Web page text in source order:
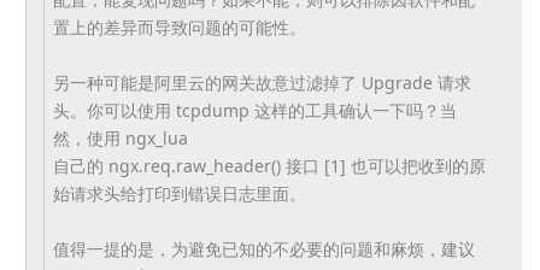
置上的差异而导致问题的可能性。
另一种可能是阿里云的网关故意过滤掉了 Upgrade 请求
头。你可以使用 tcpdump 这样的工具确认一下吗？当
然，使用 ngx_lua
自己的 ngx.req.raw_header() 接口 [1] 也可以把收到的原
始请求头给打印到错误日志里面。
值得一提的是，为避免已知的不必要的问题和麻烦，建议